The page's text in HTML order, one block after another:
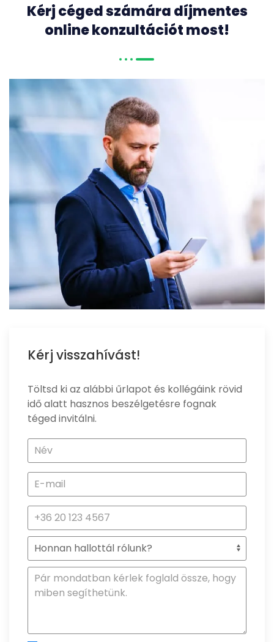
Kérj céged számára díjmentes
online konzultációt most!
Kérj visszahívást!
Töltsd ki az alábbi űrlapot és kollégáink rövid
idő alatt hasznos beszélgetésre fognak
téged invitálni.